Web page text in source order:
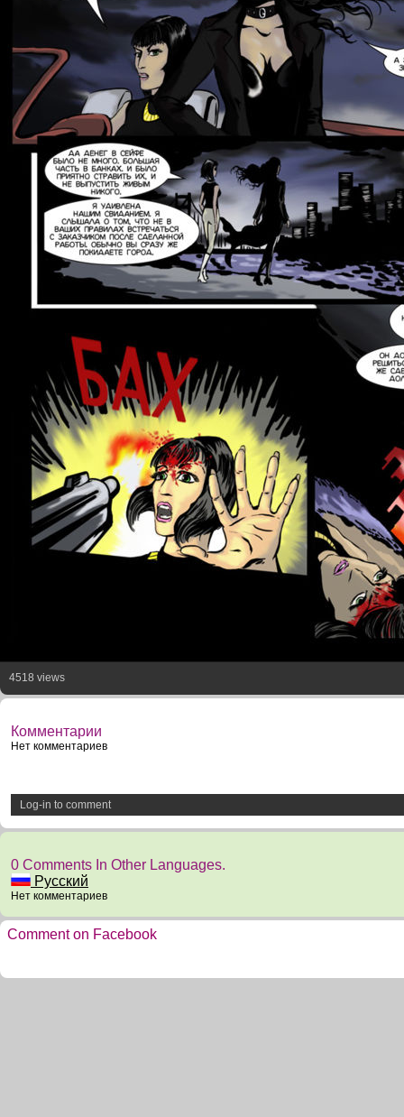
4518 views
Комментарии
Нет комментариев
Log-in to comment
0 Comments In Other Languages.
Русский
Нет комментариев
Comment on Facebook